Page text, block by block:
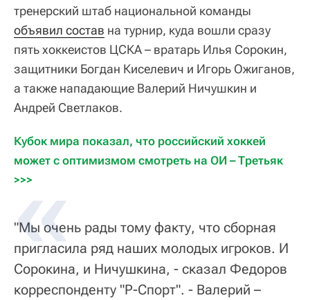
тренерский штаб национальной команды
объявил состав на турнир, куда вошли сразу
пять хоккеистов ЦСКА – вратарь Илья Сорокин,
защитники Богдан Киселевич и Игорь Ожиганов,
а также нападающие Валерий Ничушкин и
Андрей Светлаков.
Кубок мира показал, что российский хоккей
может с оптимизмом смотреть на ОИ – Третьяк
>>>
"Мы очень рады тому факту, что сборная
пригласила ряд наших молодых игроков. И
Сорокина, и Ничушкина, - сказал Федоров
корреспонденту "Р-Спорт". - Валерий –